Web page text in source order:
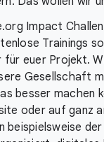
Impact
Trainings
für euer Projekt.
Gesellschaft
besser machen
oder auf ganz
beispielsweise